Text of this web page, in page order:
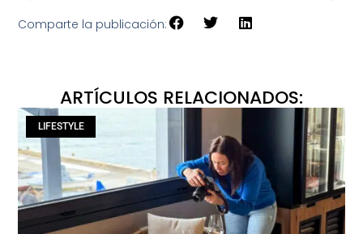
Comparte la publicación:
ARTÍCULOS RELACIONADOS:
LIFESTYLE